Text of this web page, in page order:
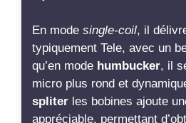
capable de fournir un son
basses riches et des aigus
puisse manquer un peu de
certaines configurations.
simple grâce aux
recommandé d’utiliser des